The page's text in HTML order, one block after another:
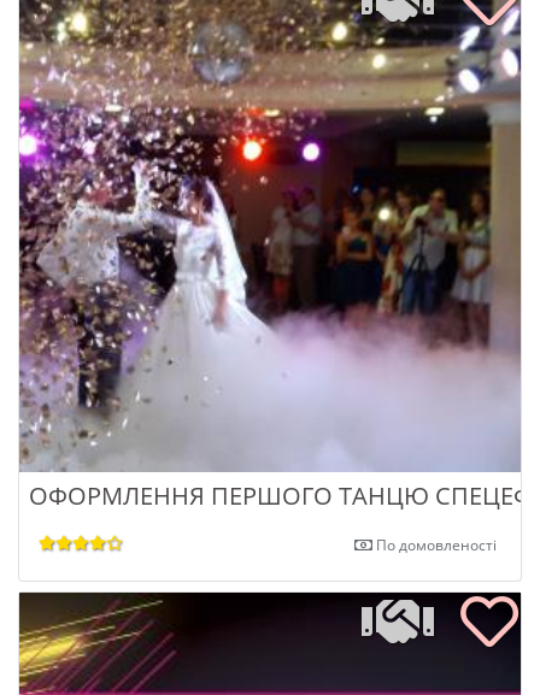
ОФОРМЛЕННЯ ПЕРШОГО ТАНЦЮ
По домовленості